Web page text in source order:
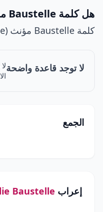
هل كلمة Baustelle مذكر أم مؤنث أم محايد؟
كلمة Baustelle مؤنث (die). الجمع: Baustellen.
لا توجد قاعدة واضحة
الجمع
إعراب Baustelle